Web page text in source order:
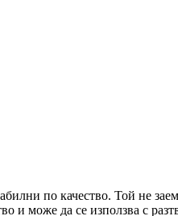
по качество. Той не
и може да се използва с